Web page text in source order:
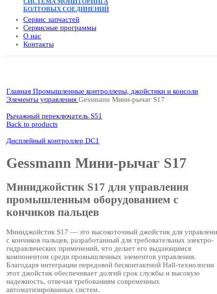
БОЛТОВЫХ СОЕДИНЕНИЙ
Сервис запчастей
Сервисные программы
О нас
Контакты
Главная Промышленные контроллеры, джойстики и консоли
Элементы управления Gessmann Мини-рычаг S17
Рычажный переключатель S51
Back to products
Дисплейный контроллер DC1
Gessmann Мини-рычаг S17
Миниджойстик S17 для управления
промышленным оборудованием с
кончиков пальцев
Миниджойстик S17 — это высокоточный джойстик для
с кончиков пальцев, разработанный для требовательных электро-
гидравлических применений, что делает его выдающимся
компонентом среди промышленных элементов управления.
Благодаря интеграции передовой бесконтактной Hall-технологии
этот джойстик обеспечивает долгий срок службы и высокую
надежность, отвечая требованиям современных
автоматизированных систем.